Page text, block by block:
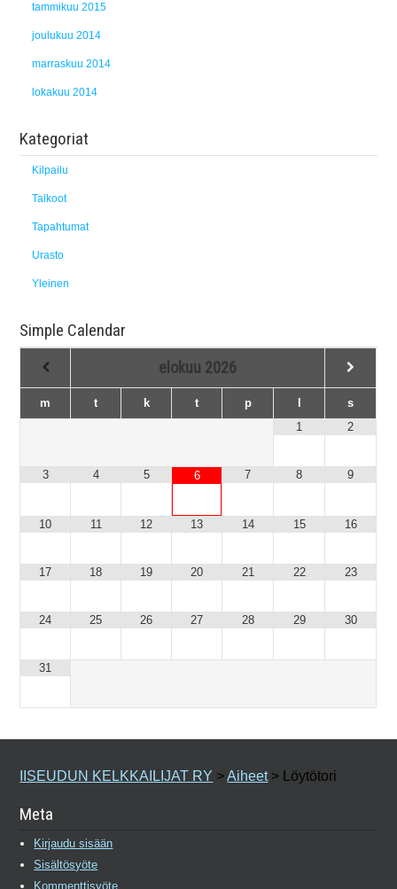
tammikuu 2015
joulukuu 2014
marraskuu 2014
lokakuu 2014
Kategoriat
Kilpailu
Talkoot
Tapahtumat
Urasto
Yleinen
Simple Calendar
elokuu 2026
m t k t p
s
1
2
3 4 5 6 7 8 9
10 11 12 13 14 15 16
17 18 19 20 21 22 23
24 25 26 27 28 29 30
31
IISEUDUN KELKKAILIJAT RY >Aiheet> Löytötori
Meta
Kirjaudu sisään
Sisältösyöte
Kommenttisyöte